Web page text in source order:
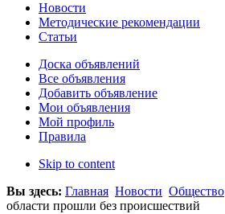
Новости
Методические рекомендации
Статьи
Доска объявлений
Все объявления
Добавить объявление
Мои объявления
Мой профиль
Правила
Skip to content
Вы здесь: Главная Новости Общество
области прошли без происшествий